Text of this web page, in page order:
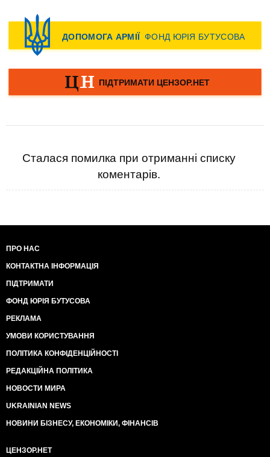
Сталася помилка при отриманні списку
коментарів.
ПРО НАС
КОНТАКТНА ІНФОРМАЦІЯ
ПІДТРИМАТИ
ФОНД ЮРІЯ БУТУСОВА
РЕКЛАМА
УМОВИ КОРИСТУВАННЯ
ПОЛІТИКА КОНФІДЕНЦІЙНОСТІ
РЕДАКЦІЙНА ПОЛІТИКА
НОВОСТИ МИРА
UKRAINIAN NEWS
НОВИНИ БІЗНЕСУ, ЕКОНОМІКИ, ФІНАНСІВ
ЦЕНЗОР.НЕТ